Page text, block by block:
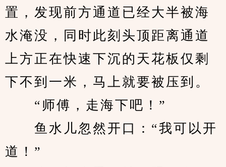
置，发现前方通道已经大半被海
水淹没，同时此刻头顶距离通道
上方正在快速下沉的天花板仅剩
下不到一米，马上就要被压到。
“师傅，走海下吧！”
鱼水儿忽然开口：“我可以开
道！”